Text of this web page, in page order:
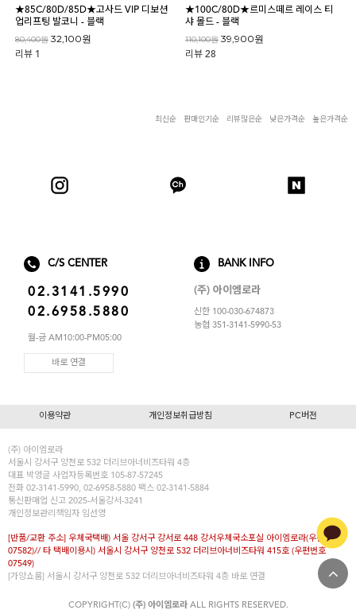
★85C/80D/85D★고사드 VIP 디보션
업리프팅 발코니 - 블랙
80,400원 32,100원
리뷰 1
★100C/80D★르미스떼르 레이스 티
샤 몰드 - 블랙
110,100원 39,900원
리뷰 28
최신순 판매인기순 리뷰많은순 낮은가격순 높은가격순
C/S CENTER
02.3141.5990
02.6958.5880
월-금 AM10:00-PM05:00
바로 연결
BANK INFO
(주) 아이엠로라
신한 100-030-674873
농협 351-3141-5990-53
이용약관 개인정보취급방침 PC버전
(주) 아이엠로라
서울시 강서구 양천로 532 더리브아너비즈타워 4층
대표 박영글 사업자등록번호 105-87-57245
전화 02-3141-5990, 02-6958-5880 팩스 02-3141-5884
통신판매업 신고 2025-서울강서-3241
개인정보관리책임자 임선영
[반품/교환 주소] 우체국택배) 서울 강서구 강서로 448 강서우체국소포실 아이엠로라(우편번호
07582)// 타 택배이용시) 서울시 강서구 양천로 532 더리브아너비즈타워 415호 (우편번호
07549)
[가양쇼룸] 서울시 강서구 양천로 532 더리브아너비즈타워 4층 바로 연결
COPYRIGHT(C) (주) 아이엠로라ALL RIGHTS RESERVED.